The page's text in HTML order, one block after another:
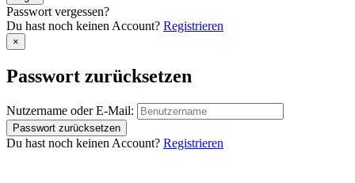
Passwort vergessen?
Du hast noch keinen Account? Registrieren
×
Passwort zurücksetzen
Nutzername oder E-Mail:
Du hast noch keinen Account? Registrieren